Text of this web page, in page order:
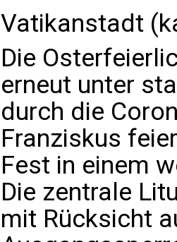
Vatikanstadt
Die
erneut unter
durch die
Franziskus
Fest in einem
Die zentrale
mit Rücksicht